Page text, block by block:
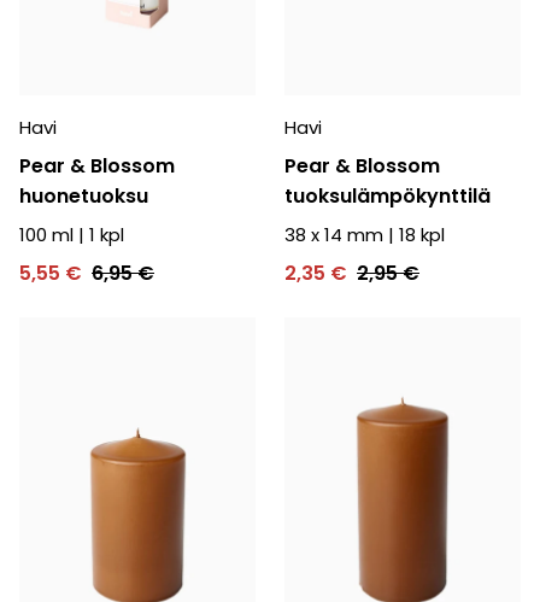
Havi
Pear & Blossom
huonetuoksu
100 ml | 1 kpl
5,55 € 6,95 €
Havi
Pear & Blossom
tuoksulämpökynttilä
38 x 14 mm | 18 kpl
2,35 € 2,95 €